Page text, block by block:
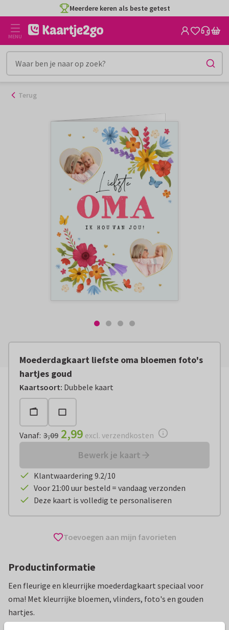
naar
inhoud
Meerdere keren als beste getest
MENU
Terug
Moederdagkaart liefste oma bloemen foto's
hartjes goud
Kaartsoort: Dubbele kaart
Vanaf: € 2,99 excl. verzendkosten
Vanaf: 3,09 2,99 excl. verzendkosten
Bewerk je kaart
Klantwaardering 9.2/10
Voor 21:00 uur besteld = vandaag verzonden
Deze kaart is volledig te personaliseren
Toevoegen aan mijn favorieten
Productinformatie
Een fleurige en kleurrijke moederdagkaart speciaal voor
oma! Met kleurrijke bloemen, vlinders, foto's en gouden
hartjes.